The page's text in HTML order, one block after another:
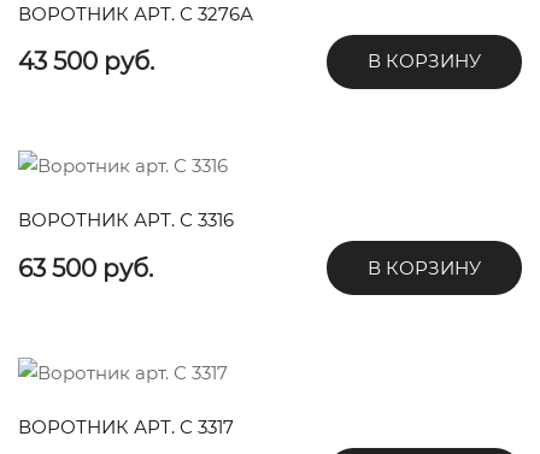
ВОРОТНИК АРТ. С 3276А
43 500 руб. В КОРЗИНУ
ВОРОТНИК АРТ. С 3316
63 500 руб. В КОРЗИНУ
ВОРОТНИК АРТ. С 3317